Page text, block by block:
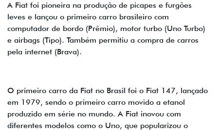
A Fiat foi pioneira na produção de picapes e furgões
leves e lançou o primeiro carro brasileiro com
computador de bordo (Prêmio), motor turbo (Uno Turbo)
e airbags (Tipo). Também permitiu a compra de carros
pela internet (Brava).
O primeiro carro da Fiat no Brasil foi o Fiat 147, lançado
em 1979, sendo o primeiro carro movido a etanol
produzido em série no mundo. A Fiat inovou com
diferentes modelos como o Uno, que popularizou o